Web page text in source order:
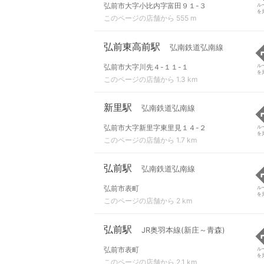
弘前市大字小比内字富田９１-３
このページの店舗から 555 m
ル
を
弘前東高前駅 弘南鉄道弘南線
弘前市大字川先４-１１-１
このページの店舗から 1.3 km
ル
を
新里駅 弘南鉄道弘南線
弘前市大字新里字東里見１４-２
このページの店舗から 1.7 km
ル
を
弘前駅 弘南鉄道弘南線
弘前市表町
このページの店舗から 2 km
ル
を
弘前駅 JR奥羽本線(新庄～青森)
弘前市表町
このページの店舗から 2.1 km
ル
を